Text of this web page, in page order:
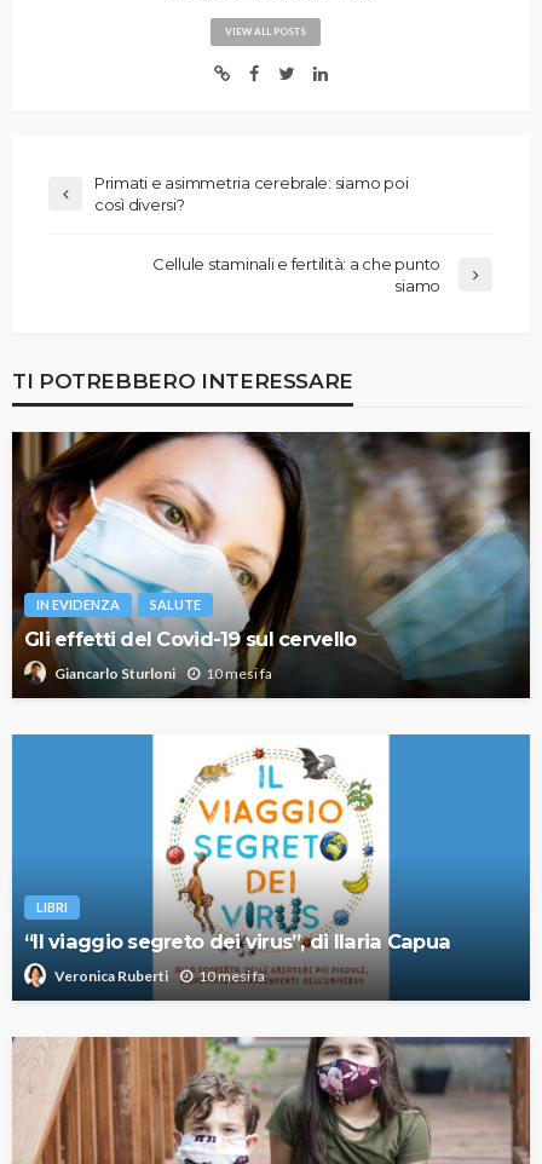
VIEW ALL POSTS
Primati e asimmetria cerebrale: siamo poi
così diversi?
Cellule staminali e fertilità: a che punto
siamo
TI POTREBBERO INTERESSARE
IN EVIDENZA SALUTE
Gli effetti del Covid-19 sul cervello
Giancarlo Sturloni 10 mesi fa
LIBRI
“Il viaggio segreto dei virus”, di Ilaria Capua
Veronica Ruberti 10 mesi fa